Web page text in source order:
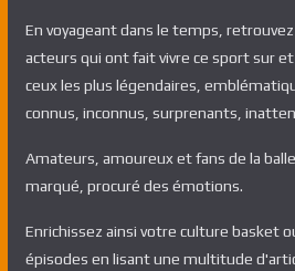
En voyageant dans le temps,
acteurs qui ont fait vivre ce sport sur
ceux les plus légendaires,
connus, inconnus, surprenants,
Amateurs, amoureux et fans de la
marqué, procuré des émotions.
Enrichissez ainsi votre culture basket
épisodes en lisant une multitude